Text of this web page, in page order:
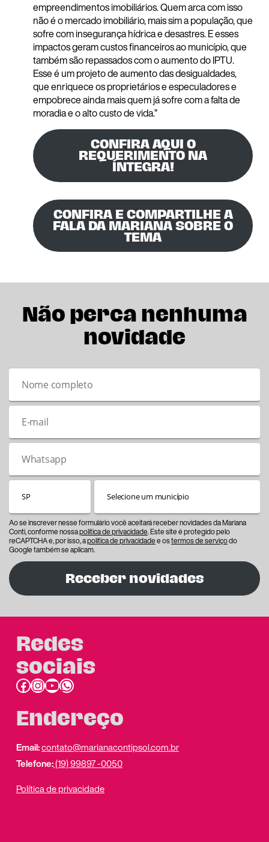
empreendimentos imobiliários. Quem arca com isso
não é o mercado imobiliário, mais sim a população, que
sofre com insegurança hídrica e desastres. E esses
impactos geram custos financeiros ao município, que
também são repassados com o aumento do IPTU.
Esse é um projeto de aumento das desigualdades,
que enriquece os proprietários e especuladores e
empobrece ainda mais quem já sofre com a falta de
moradia e o alto custo de vida.”
CONFIRA AQUI O
REQUERIMENTO NA
ÍNTEGRA!
CONFIRA E COMPARTILHE A
FALA DA MARIANA SOBRE O
TEMA
Não perca nenhuma
novidade
Ao se inscrever nesse formulário você aceitará receber novidades da Mariana
Conti, conforme nossapolítica de privacidade. Este site é protegido pelo
reCAPTCHA e, por isso, apolítica de privacidadee ostermos de serviçodo
Google também se aplicam.
Receber novidades
Redes
sociais
Facebook InstagramYoutube link do whatsapp
Endereço
Email:contato@marianacontipsol.com.br
Telefone:(19) 99897 -0050
Política de privacidade